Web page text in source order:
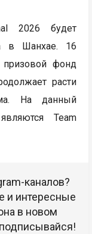
2026 будет
в Шанхае. 16
призовой фонд
расти
На данный
Team
каналов?
и интересные
в новом